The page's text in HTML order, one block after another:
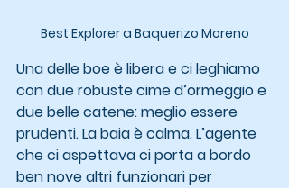
Best Explorer a Baquerizo Moreno
Una delle boe è libera e ci leghiamo
con due robuste cime d’ormeggio e
due belle catene: meglio essere
prudenti. La baia è calma. L’agente
che ci aspettava ci porta a bordo
ben nove altri funzionari per